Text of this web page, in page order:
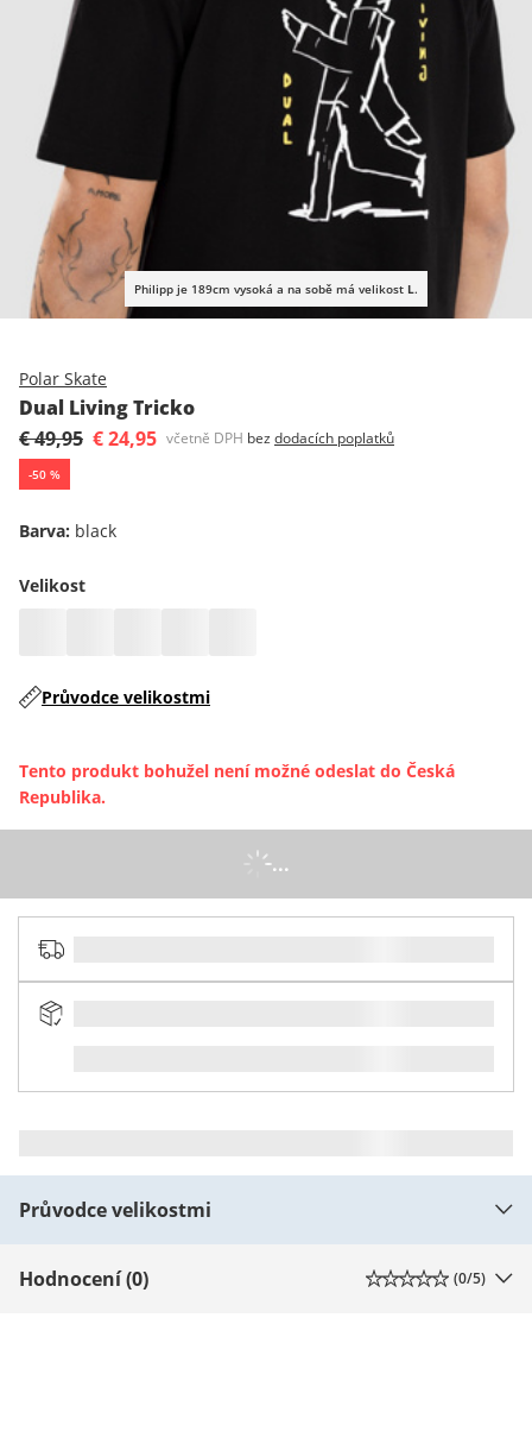
Philipp je 189cm vysoká a na sobě má velikost L.
Polar Skate
Dual Living Tricko
€ 49,95 € 24,95 včetně DPH bez dodacích poplatků
-50 %
Barva: black
Velikost
Průvodce velikostmi
Tento produkt bohužel není možné odeslat do Česká
Republika.
...
Průvodce velikostmi
Hodnocení (0) (0/5)